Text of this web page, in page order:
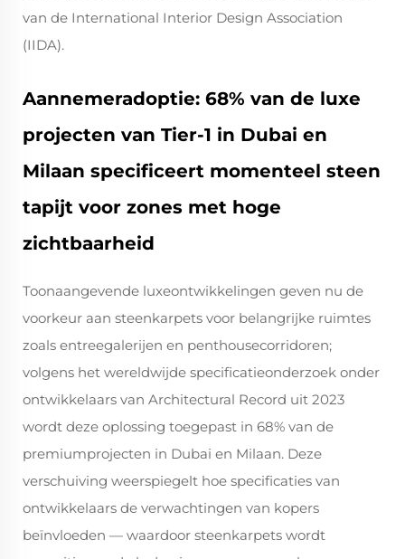
van de International Interior Design Association
(IIDA).
Aannemeradoptie: 68% van de luxe
projecten van Tier-1 in Dubai en
Milaan specificeert momenteel steen
tapijt voor zones met hoge
zichtbaarheid
Toonaangevende luxeontwikkelingen geven nu de
voorkeur aan steenkarpets voor belangrijke ruimtes
zoals entreegalerijen en penthousecorridoren;
volgens het wereldwijde specificatieonderzoek onder
ontwikkelaars van Architectural Record uit 2023
wordt deze oplossing toegepast in 68% van de
premiumprojecten in Dubai en Milaan. Deze
verschuiving weerspiegelt hoe specificaties van
ontwikkelaars de verwachtingen van kopers
beïnvloeden — waardoor steenkarpets wordt